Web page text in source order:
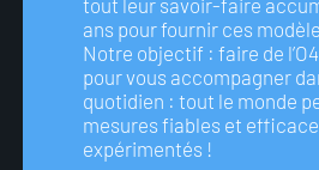
tout leur savoir-faire
ans pour fournir ces
Notre objectif : faire de
pour vous accompagner
quotidien : tout le monde
mesures fiables et
expérimentés !